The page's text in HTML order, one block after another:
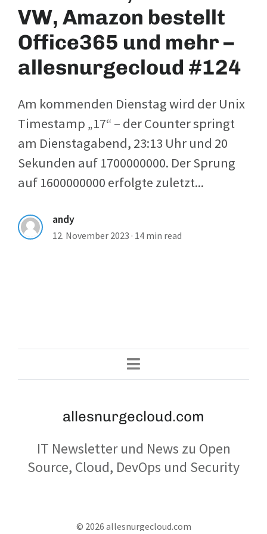
VW, Amazon bestellt
Office365 und mehr –
allesnurgecloud #124
Am kommenden Dienstag wird der Unix
Timestamp „17“ – der Counter springt
am Dienstagabend, 23:13 Uhr und 20
Sekunden auf 1700000000. Der Sprung
auf 1600000000 erfolgte zuletzt...
andy
12. November 2023 · 14 min read
allesnurgecloud.com
IT Newsletter und News zu Open
Source, Cloud, DevOps und Security
© 2026 allesnurgecloud.com